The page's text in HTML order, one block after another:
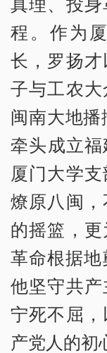
程。作为
长，罗扬
子与工农
闽南大地
牵头成立
厦门大学
燎原八闽
的摇篮，
革命根据
他坚守共
宁死不屈
产党人的初